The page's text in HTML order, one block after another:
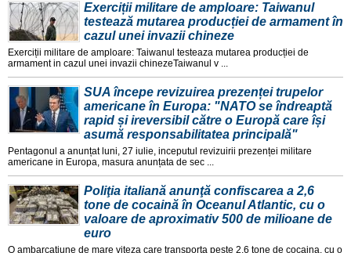
Exerciții militare de amploare: Taiwanul
testează mutarea producției de armament în
cazul unei invazii chineze
Exerciții militare de amploare: Taiwanul testeaza mutarea producției de
armament in cazul unei invazii chinezeTaiwanul v ...
SUA începe revizuirea prezenței trupelor
americane în Europa: "NATO se îndreaptă
rapid și ireversibil către o Europă care își
asumă responsabilitatea principală"
Pentagonul a anunțat luni, 27 iulie, inceputul revizuirii prezenței militare
americane in Europa, masura anunțata de sec ...
Poliţia italiană anunţă confiscarea a 2,6
tone de cocaină în Oceanul Atlantic, cu o
valoare de aproximativ 500 de milioane de
euro
O ambarcatiune de mare viteza care transporta peste 2,6 tone de cocaina, cu o